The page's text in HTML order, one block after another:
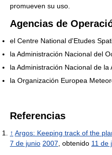
promueven su uso.
Agencias de
el Centre National d'Etudes
la Administración Nacional del
la Administración Nacional de
la Organización Europea
Referencias
↑ Argos: Keeping track of the
7 de junio 2007 , obtenido 11 de